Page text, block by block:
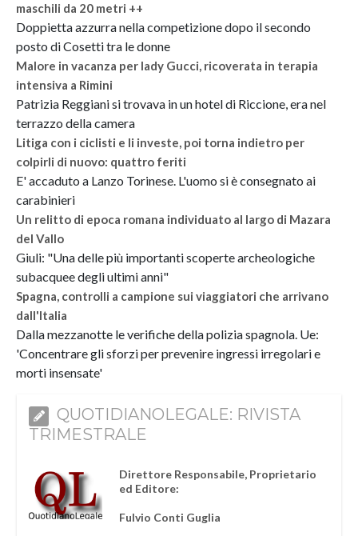
maschili da 20 metri ++
Doppietta azzurra nella competizione dopo il secondo
posto di Cosetti tra le donne
Malore in vacanza per lady Gucci, ricoverata in terapia
intensiva a Rimini
Patrizia Reggiani si trovava in un hotel di Riccione, era nel
terrazzo della camera
Litiga con i ciclisti e li investe, poi torna indietro per
colpirli di nuovo: quattro feriti
E' accaduto a Lanzo Torinese. L'uomo si è consegnato ai
carabinieri
Un relitto di epoca romana individuato al largo di Mazara
del Vallo
Giuli: "Una delle più importanti scoperte archeologiche
subacquee degli ultimi anni"
Spagna, controlli a campione sui viaggiatori che arrivano
dall'Italia
Dalla mezzanotte le verifiche della polizia spagnola. Ue:
'Concentrare gli sforzi per prevenire ingressi irregolari e
morti insensate'
QUOTIDIANOLEGALE: RIVISTA
TRIMESTRALE
Direttore Responsabile, Proprietario
ed Editore:
Fulvio Conti Guglia